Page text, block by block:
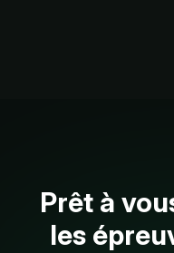
Prêt à
les